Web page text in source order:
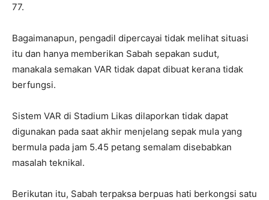
77.
Bagaimanapun, pengadil dipercayai tidak melihat situasi
itu dan hanya memberikan Sabah sepakan sudut,
manakala semakan VAR tidak dapat dibuat kerana tidak
berfungsi.
Sistem VAR di Stadium Likas dilaporkan tidak dapat
digunakan pada saat akhir menjelang sepak mula yang
bermula pada jam 5.45 petang semalam disebabkan
masalah teknikal.
Berikutan itu, Sabah terpaksa berpuas hati berkongsi satu